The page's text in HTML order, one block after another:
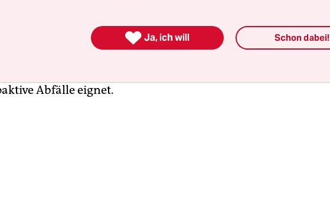
in Betrieb und wurde 1976 geschlossen, der Erzabbau
Abfälle eignet.
 Ja, ich will Schon dabei!